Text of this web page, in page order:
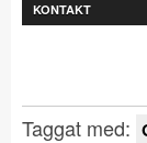
KONTAKT
Taggat med: